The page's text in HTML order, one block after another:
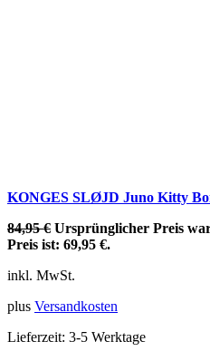
KONGES SLØJD Juno Kitty
84,95€ Ursprünglicher Preis
Preis ist: 69,95 €.
inkl. MwSt.
plus Versandkosten
Lieferzeit: 3-5 Werktage